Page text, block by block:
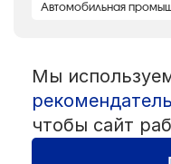
Автомобильная
© 1992 — 2026 ООО
Все права защищены.
со ссылкой на источник.
Политика
Пользовательское
Мы
чтобы сайт